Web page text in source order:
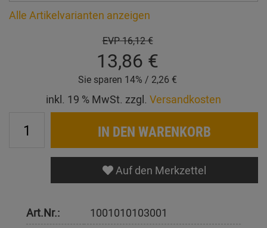
Alle Artikelvarianten anzeigen
EVP16,12 €
13,86 €
Sie sparen 14% / 2,26 €
inkl. 19 % MwSt. zzgl. Versandkosten
IN DEN WARENKORB
Auf den Merkzettel
Art.Nr.:
1001010103001